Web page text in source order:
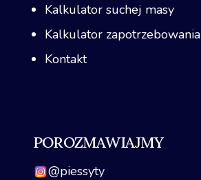
Kalkulator suchej masy
Kalkulator zapotrzebowania
Kontakt
POROZMAWIAJMY
@piessyty